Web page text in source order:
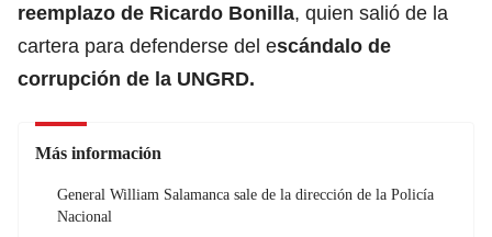
reemplazo de Ricardo Bonilla, quien salió de la
cartera para defenderse del escándalo de
corrupción de la UNGRD.
Más información
General William Salamanca sale de la dirección de la Policía
Nacional